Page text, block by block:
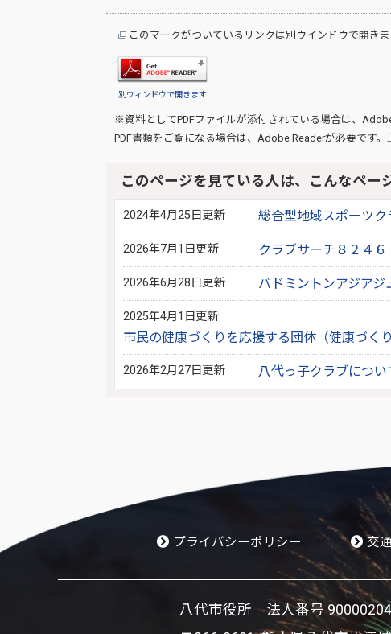
このマークがついているリンクは別ウインドウで開き
別ウィンドウで開きます
※資料としてPDFファイルが添付されている場合は、
PDF書類をご覧になる場合は、 Adobe Readerが必要です。
このページを見ている人は、こんなペー
2024年4月25日更新 総合型地域スポーツク
2026年7月1日更新 クラブサーチ８２４
2026年6月28日更新 バドミントンアジア
2025年4月1日更新
市民の健康づくりを応援する団体（健康づく
2026年2月27日更新 八代っ子クラブについ
プライバシーポリシー 交
八代市役所 法人番号